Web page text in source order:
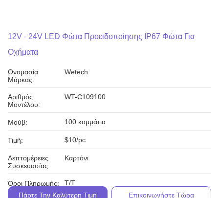
12V - 24V LED Φώτα Προειδοποίησης IP67 Φώτα Για
Οχήματα
Ονομασία
Μάρκας:
Wetech
Αριθμός
Μοντέλου:
WT-C109100
Μούβ: 100 κομμάτια
Τιμή: $10/pc
Λεπτομέρειες
Συσκευασίας:
Καρτόνι
Όροι Πληρωμής:
Τ/Τ
Πάρτε Την Καλύτερη Τιμή
Επικοινωνήστε Τώρα